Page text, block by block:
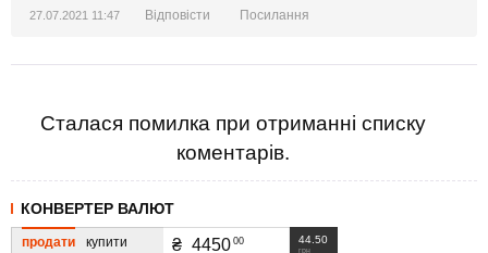
Собственно это не кадровые вопросы, это
27.07.2021 11:47 Відповісти Посилання
Сталася помилка при отриманні списку
коментарів.
КОНВЕРТЕР ВАЛЮТ
продати купити 44.50
грн
₴ 4450 00